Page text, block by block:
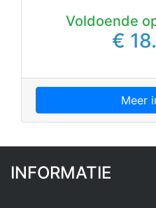
Voldoende
€
Meer
INFORMATIE